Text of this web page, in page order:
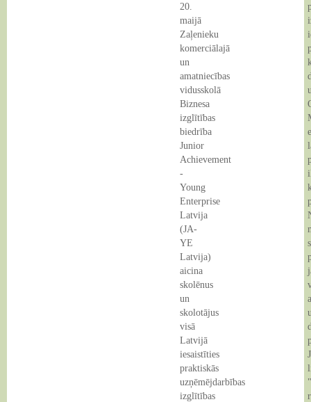
20.
maijā
Zaļenieku
komerciālajā
un
amatniecības
vidusskolā
Biznesa
izglītības
biedrība
Junior
Achievement
-
Young
Enterprise
Latvija
(JA-
YE
Latvija)
aicina
skolēnus
un
skolotājus
visā
Latvijā
iesaistīties
praktiskās
uzņēmējdarbības
izglītības